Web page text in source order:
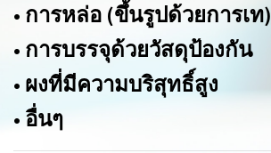
• การหล่อ (ขึ้นรูปด้วยการเท)
• การบรรจุด้วยวัสดุป้องกัน
• ผงที่มีความบริสุทธิ์สูง
• อื่นๆ